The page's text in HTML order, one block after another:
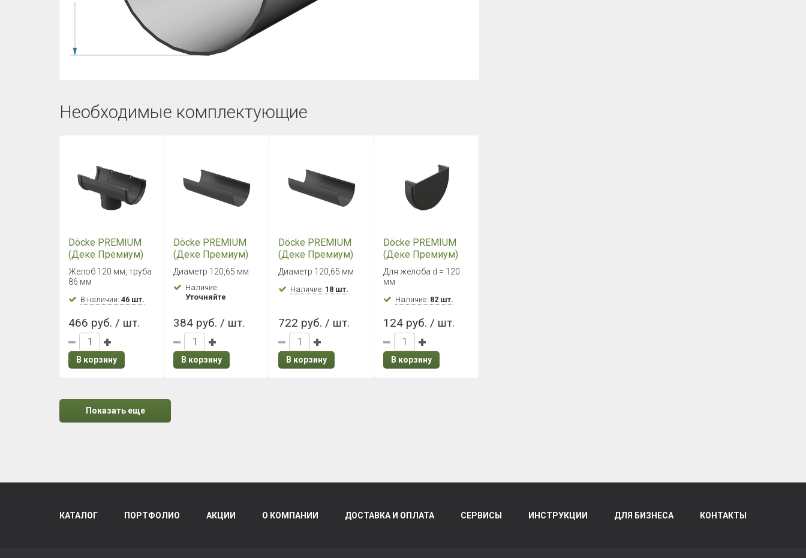
Необходимые комплектующие
Döcke PREMIUM
(Деке Премиум)
Воронка Графит
Желоб 120 мм, труба
86 мм
В наличии: 46 шт.
466 руб. / шт.
В корзину
Döcke PREMIUM
(Деке Премиум)
Желоб 1500 мм
Графит
Диаметр 120,65 мм
Наличие:
Уточняйте
384 руб. / шт.
В корзину
Döcke PREMIUM
(Деке Премиум)
Желоб 3000 мм
Графит
Диаметр 120,65 мм
Наличие: 18 шт.
722 руб. / шт.
В корзину
Döcke PREMIUM
(Деке Премиум)
Заглушка желоба
Графит
Для желоба d = 120
мм
Наличие: 82 шт.
124 руб. / шт.
В корзину
Показать еще
КАТАЛОГ ПОРТФОЛИО АКЦИИ О КОМПАНИИ ДОСТАВКА И ОПЛАТА СЕРВИСЫ ИНСТРУКЦИИ ДЛЯ БИЗНЕСА КОНТАКТЫ